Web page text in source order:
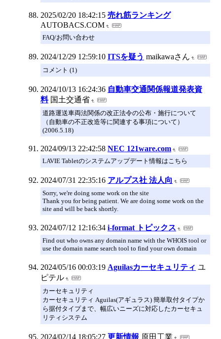
2025/02/20 18:42:15 売れ筋ランキング
AUTOBACS.COM
FAQ/お問い合わせ
2024/12/29 12:59:10 ITSを疑う maikawaさん
コメント (1)
2024/10/13 16:24:36 自動車交通関係報道発表資
料 国土交通省
道路運送車両法関係の改正法令の公布・施行について
（自動車の不正改造等に関連する事項について）
(2006.5.18)
2024/09/13 22:42:58 NEC 121ware.com
LAVIE Tabletのシステムアップデート情報はこちら
2024/07/31 22:35:16 アルプス社 法人向
Sorry, we're doing some work on the site
Thank you for being patient. We are doing some work on the
site and will be back shortly.
2024/07/12 12:16:34 i-format トピックス
Find out who owns any domain name with the WHOIS tool or
use the domain name search tool to find your own domain
2024/05/16 00:03:19 Aguilasカーセキュリティ ユ
ピテル
カーセキュリティ
カーセキュリティ Aguilas(アギュラス) 簡単取付タイプか
ら据付タイプまで、幅広いニーズに対応したカーセキュ
リティシステム
2024/02/14 18:05:27 更新情報 原田工業